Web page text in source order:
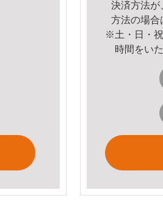
決済方法が
方法の場合
※土・日・
時間をい